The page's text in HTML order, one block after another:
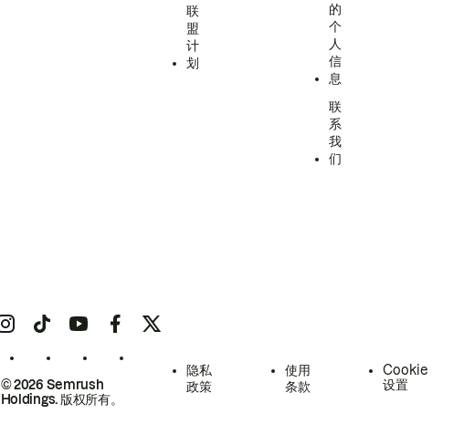
联
盟
计
划
的
个
人
信
息
联
系
我
们
© 2026 Semrush
Holdings. 版权所有。
隐私
政策
使用
条款
Cookie
设置